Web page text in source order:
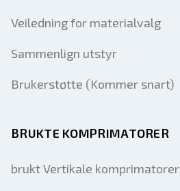
Veiledning for materialvalg
Sammenlign utstyr
Brukerstøtte (Kommer snart)
BRUKTE KOMPRIMATORER
brukt Vertikale komprimatorer